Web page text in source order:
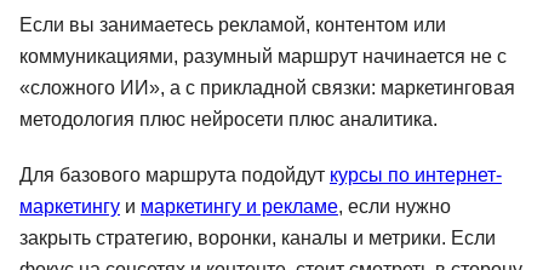
Если вы занимаетесь рекламой, контентом или
коммуникациями, разумный маршрут начинается не с
«сложного ИИ», а с прикладной связки: маркетинговая
методология плюс нейросети плюс аналитика.
Для базового маршрута подойдут курсы по интернет-
маркетингу и маркетингу и рекламе, если нужно
закрыть стратегию, воронки, каналы и метрики. Если